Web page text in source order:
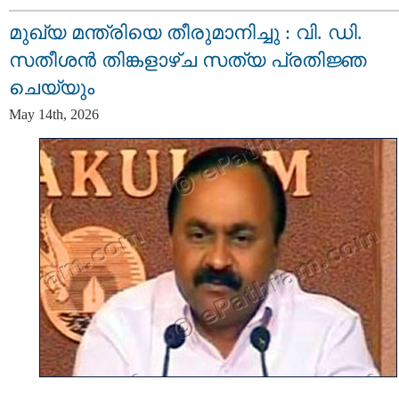
മുഖ്യ മന്ത്രിയെ തീരുമാനിച്ചു : വി. ഡി.
സതീശന്‍ തിങ്കളാഴ്ച സത്യ പ്രതിജ്ഞ
ചെയ്യും
May 14th, 2026